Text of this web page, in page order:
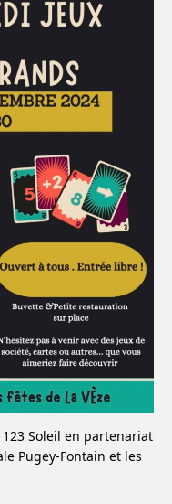
Soleil en partenariat
Pugey-Fontain et les